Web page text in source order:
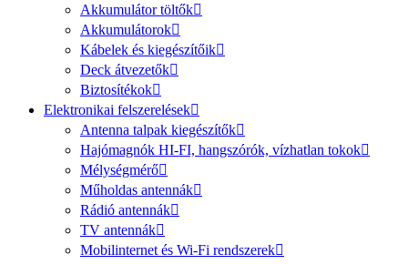
Akkumulátor töltők
Akkumulátorok
Kábelek és kiegészítőik
Deck átvezetők
Biztosítékok
Elektronikai felszerelések
Antenna talpak kiegészítők
Hajómagnók HI-FI, hangszórók, vízhatlan tokok
Mélységmérő
Műholdas antennák
Rádió antennák
TV antennák
Mobilinternet és Wi-Fi rendszerek